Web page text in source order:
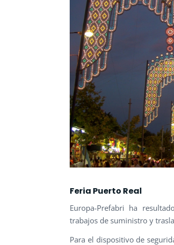
Feria Puerto Real
Europa-Prefabri ha
trabajos de suministro y
Para el dispositivo de